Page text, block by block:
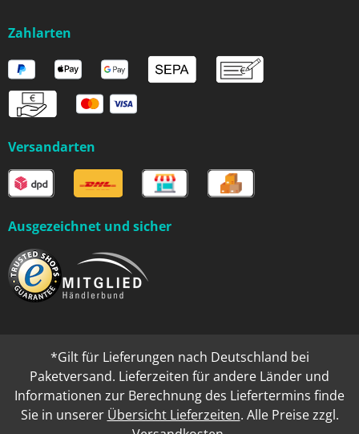
Zahlarten
Versandarten
Ausgezeichnet und sicher
*Gilt für Lieferungen nach Deutschland bei
Paketversand. Lieferzeiten für andere Länder und
Informationen zur Berechnung des Liefertermins finde
Sie in unserer Übersicht Lieferzeiten. Alle Preise zzgl.